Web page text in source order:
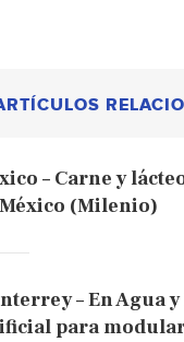
– Carne y
(Milenio)
– En Agua
para